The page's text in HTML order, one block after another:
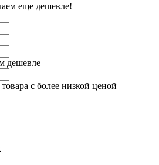
еще дешевле!
дешевле
с более низкой ценой